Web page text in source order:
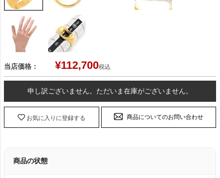
当店価格： ¥112,700税込
申し訳ございません。ただいま在庫がございません。
お気に入りに登録する 商品についてのお問い合わせ
商品の状態